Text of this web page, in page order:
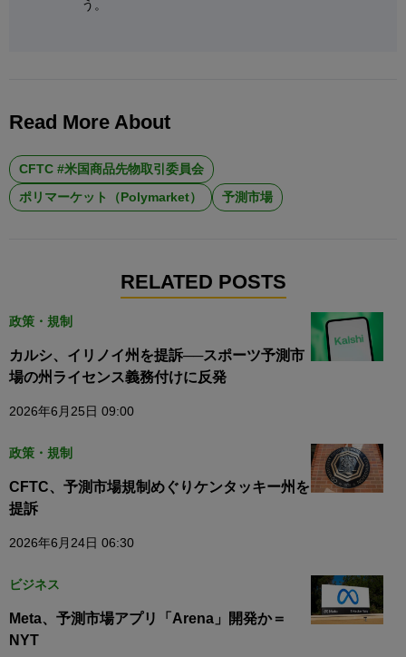
う。
Read More About
CFTC #米国商品先物取引委員会
ポリマーケット（Polymarket）
予測市場
RELATED POSTS
政策・規制
カルシ、イリノイ州を提訴──スポーツ予測市
場の州ライセンス義務付けに反発
2026年6月25日 09:00
政策・規制
CFTC、予測市場規制めぐりケンタッキー州を
提訴
2026年6月24日 06:30
ビジネス
Meta、予測市場アプリ「Arena」開発か＝
NYT